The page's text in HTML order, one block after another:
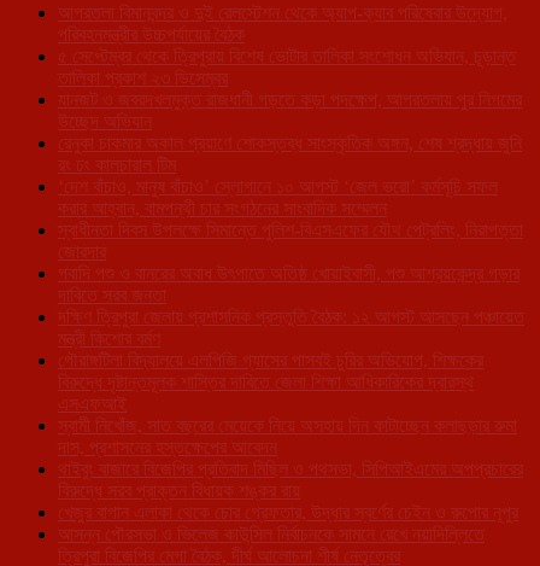
আগরতলা বিমানবন্দর ও দুই রেলস্টেশন থেকে অ্যাপ-ক্যাব পরিষেবার উদ্যোগ,
পরিবহনমন্ত্রীর উচ্চপর্যায়ের বৈঠক
৫ সেপ্টেম্বর থেকে ত্রিপুরায় বিশেষ ভোটার তালিকা সংশোধন অভিযান, চূড়ান্ত
তালিকা প্রকাশ ২৩ ডিসেম্বর
যানজট ও জবরদখলমুক্ত রাজধানী গড়তে কড়া পদক্ষেপ, আগরতলায় পুর নিগমের
উচ্ছেদ অভিযান
রেনুকা চাকমার অকাল প্রয়াণে শোকস্তব্ধ সাংস্কৃতিক অঙ্গন, শেষ শ্রদ্ধায় জুনি
রং ঢং কালচারাল টিম
‘দেশ বাঁচাও, মানুষ বাঁচাও’ স্লোগানে ১০ আগস্ট ‘জেল ভরো’ কর্মসূচি সফল
করার আহ্বান, বামপন্থী চার সংগঠনের সাংবাদিক সম্মেলন
স্বাধীনতা দিবস উপলক্ষে সিমান্তে পুলিশ-বিএসএফের যৌথ পেট্রলিং, নিরাপত্তা
জোরদার
গবাদি পশু ও বানরের অবাধ উৎপাতে অতিষ্ঠ খোয়াইবাসী, পশু আশ্রয়কেন্দ্র গড়ার
দাবিতে সরব জনতা
দক্ষিণ ত্রিপুরা জেলায় প্রশাসনিক প্রস্তুতি বৈঠক: ১২ আগস্ট আসছেন পঞ্চায়েত
মন্ত্রী কিশোর বর্মণ
গৌরাঙ্গটিলা বিদ্যালয়ে এলপিজি গ্যাসের পাসবই চুরির অভিযোগ, শিক্ষকের
বিরুদ্ধে দৃষ্টান্তমূলক শাস্তির দাবিতে জেলা শিক্ষা আধিকারিকের দ্বারস্থ
এসএফআই
স্বামী নিখোঁজ, সাত বছরের মেয়েকে নিয়ে অসহায় দিন কাটাচ্ছেন কলাছড়ার রুমা
দাস, প্রশাসনের হস্তক্ষেপের আবেদন
থাইবুং বাজারে বিজেপির প্রতিবাদ মিছিল ও পথসভা, সিপিআইএমের অপপ্রচারের
বিরুদ্ধে সরব প্রাক্তন বিধায়ক শঙ্কর রায়
খেজুর বাগান এলাকা থেকে চোর গ্রেফতার, উদ্ধার স্বর্ণের চেইন ও রুপোর নূপুর
আসন্ন পৌরসভা ও ভিলেজ কাউন্সিল নির্বাচনকে সামনে রেখে নয়াদিল্লিতে
ত্রিপুরা বিজেপির মেগা বৈঠক, দীর্ঘ আলোচনা শীর্ষ নেতৃত্বের